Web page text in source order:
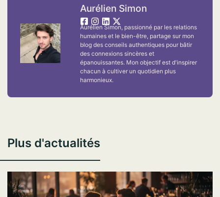
Aurélien Simon
Aurélien Simon, passionné par les relations
humaines et le bien-être, partage sur mon
blog des conseils authentiques pour bâtir
des connexions sincères et
épanouissantes. Mon objectif est d'inspirer
chacun à cultiver un quotidien plus
harmonieux.
Plus d'actualités